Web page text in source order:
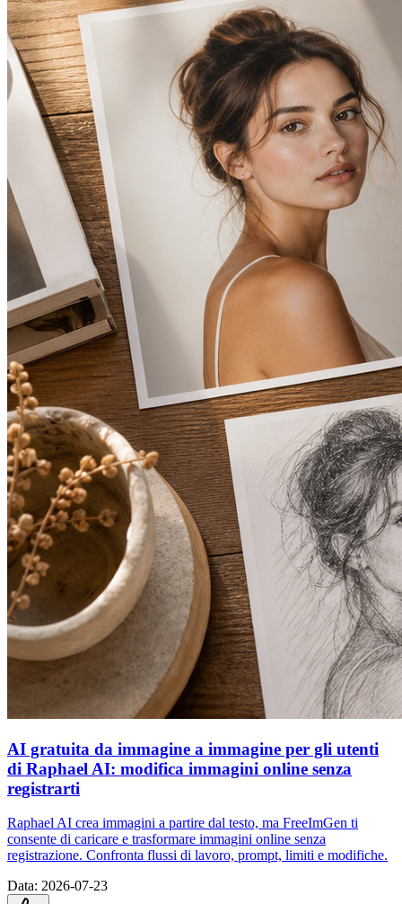
AI gratuita da immagine a immagine per gli utenti
di Raphael AI: modifica immagini online senza
registrarti
Raphael AI crea immagini a partire dal testo, ma FreeImGen ti
consente di caricare e trasformare immagini online senza
registrazione. Confronta flussi di lavoro, prompt, limiti e modifiche.
Data: 2026-07-23